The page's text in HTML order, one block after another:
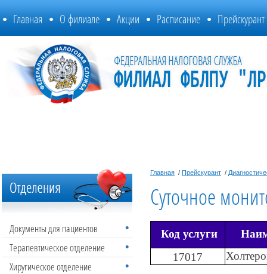
Главная О филиале Акции Расписание Прейскурант
Главная/ Прейскурант/
Суточное
Код услуги
17017
Документы для пациентов
Терапевтическое отделение
Хиругическое отделение